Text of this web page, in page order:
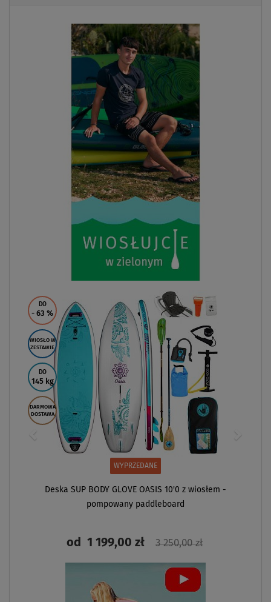
DO
- 63 %
WIOSŁO W
ZESTAWIE
DO
145 kg
DARMOWA
DOSTAWA
WYPRZEDANE
Deska SUP BODY GLOVE OASIS 10'0 z wiosłem -
pompowany paddleboard
od 1 199,00 zł 3 250,00 zł
Previous